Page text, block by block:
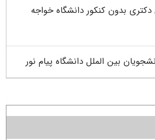
دکتری بدون کنکور دانشگاه خواجه
بین الملل دانشگاه پیام نور